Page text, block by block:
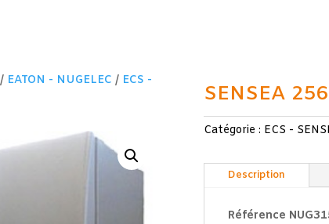
/ EATON - NUGELEC / ECS -
SENSEA
Catégorie : ECS -
Description
Référence